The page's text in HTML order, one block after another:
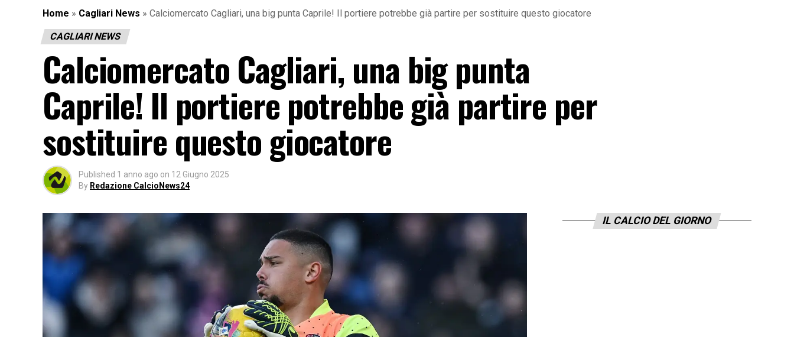
Home » Cagliari News » Calciomercato Cagliari, una big punta Caprile! Il portiere potrebbe già partire per sostituire questo giocatore
CAGLIARI NEWS
Calciomercato Cagliari, una big punta
Caprile! Il portiere potrebbe già partire per
sostituire questo giocatore
Published 1 anno ago on 12 Giugno 2025
By Redazione CalcioNews24
IL CALCIO DEL GIORNO